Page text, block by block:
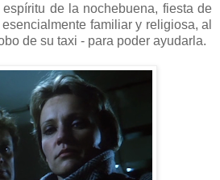
de la nochebuena, fiesta de
familiar y religiosa, al
de su taxi - para poder ayudarla.